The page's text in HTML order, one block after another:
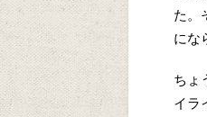
た。
にな
ちょ
イラ